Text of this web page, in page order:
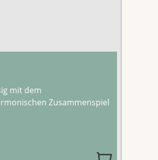
mit dem
Zusammenspiel